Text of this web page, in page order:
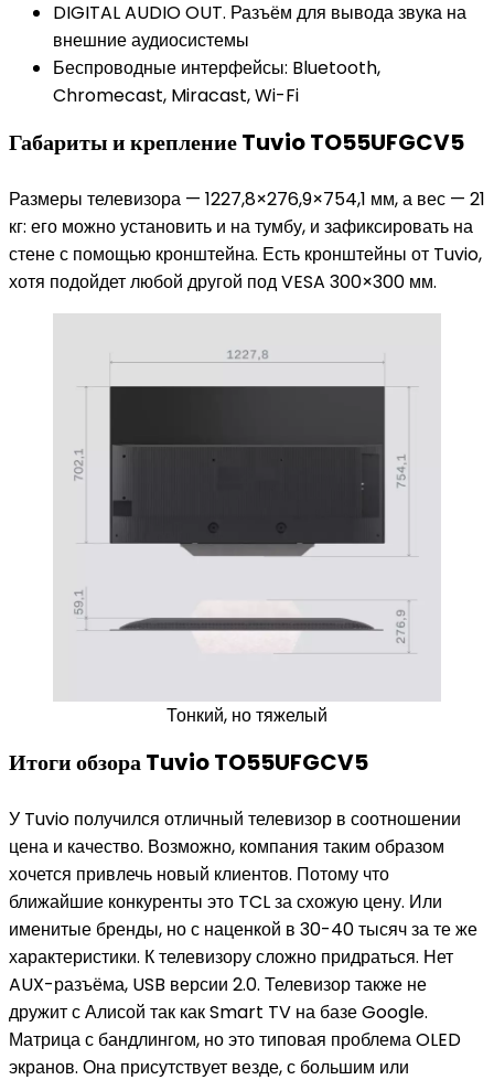
DIGITAL AUDIO OUT. Разъём для вывода звука на
внешние аудиосистемы
Беспроводные интерфейсы: Bluetooth,
Chromecast, Miracast, Wi-Fi
Габариты и крепление Tuvio TO55UFGCV5
Размеры телевизора — 1227,8×276,9×754,1 мм, а вес — 21
кг: его можно установить и на тумбу, и зафиксировать на
стене с помощью кронштейна. Есть кронштейны от Tuvio,
хотя подойдет любой другой под VESA 300×300 мм.
Тонкий, но тяжелый
Итоги обзора Tuvio TO55UFGCV5
У Tuvio получился отличный телевизор в соотношении
цена и качество. Возможно, компания таким образом
хочется привлечь новый клиентов. Потому что
ближайшие конкуренты это TCL за схожую цену. Или
именитые бренды, но с наценкой в 30-40 тысяч за те же
характеристики. К телевизору сложно придраться. Нет
AUX-разъёма, USB версии 2.0. Телевизор также не
дружит с Алисой так как Smart TV на базе Google.
Матрица с бандлингом, но это типовая проблема OLED
экранов. Она присутствует везде, с большим или